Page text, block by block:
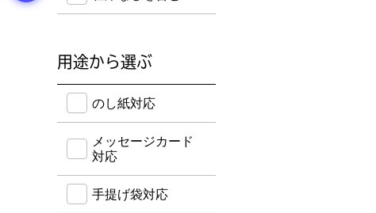
用途から選ぶ
のし紙・メッセージカード・手提げ袋に対応している
のし紙対応
メッセージカード
対応
手提げ袋対応